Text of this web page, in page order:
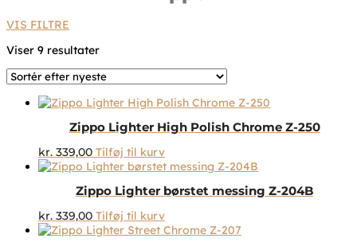
VIS FILTRE
Viser 9 resultaterSorteret
seneste
Zippo Lighter High Polish Chrome Z-250
kr. 339,00 Tilføj til kurv
Zippo Lighter børstet messing Z-204B
kr. 339,00 Tilføj til kurv